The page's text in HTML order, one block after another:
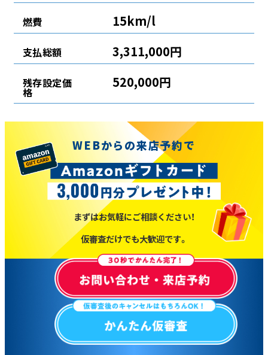
燃費 15km/l
支払総額 3,311,000円
残存設定価
格
520,000円
WEBからの来店予約で
まずはお気軽にご相談ください！
仮審査だけでも大歓迎です。